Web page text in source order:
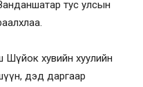
тус улсын
Шүйок хувийн хуулийн
дэд даргаар